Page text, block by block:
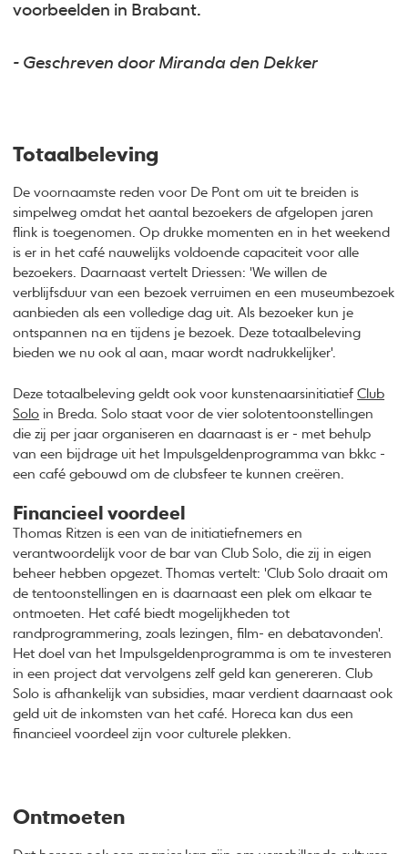
voorbeelden in Brabant.
- Geschreven door Miranda den Dekker
Totaalbeleving
De voornaamste reden voor De Pont om uit te breiden is
simpelweg omdat het aantal bezoekers de afgelopen jaren
flink is toegenomen. Op drukke momenten en in het weekend
is er in het café nauwelijks voldoende capaciteit voor alle
bezoekers. Daarnaast vertelt Driessen: 'We willen de
verblijfsduur van een bezoek verruimen en een museumbezoek
aanbieden als een volledige dag uit. Als bezoeker kun je
ontspannen na en tijdens je bezoek. Deze totaalbeleving
bieden we nu ook al aan, maar wordt nadrukkelijker'.
Deze totaalbeleving geldt ook voor kunstenaarsinitiatiefClub
Solo in Breda. Solo staat voor de vier solotentoonstellingen
die zij per jaar organiseren en daarnaast is er - met behulp
van een bijdrage uit het Impulsgeldenprogramma van bkkc -
een café gebouwd om de clubsfeer te kunnen creëren.
Financieel voordeel
Thomas Ritzen is een van de initiatiefnemers en
verantwoordelijk voor de bar van Club Solo, die zij in eigen
beheer hebben opgezet. Thomas vertelt: 'Club Solo draait om
de tentoonstellingen en is daarnaast een plek om elkaar te
ontmoeten. Het café biedt mogelijkheden tot
randprogrammering, zoals lezingen, film- en debatavonden'.
Het doel van het Impulsgeldenprogramma is om te investeren
in een project dat vervolgens zelf geld kan genereren. Club
Solo is afhankelijk van subsidies, maar verdient daarnaast ook
geld uit de inkomsten van het café. Horeca kan dus een
financieel voordeel zijn voor culturele plekken.
Ontmoeten